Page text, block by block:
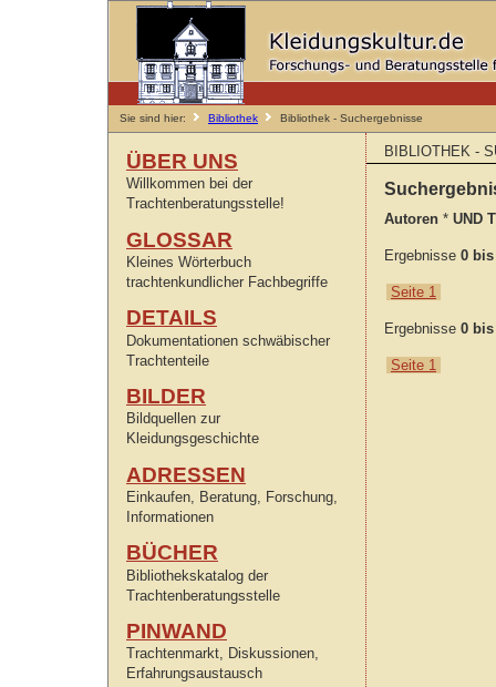
Sie sind hier: Bibliothek Bibliothek - Suchergebnisse
ÜBER UNS
Willkommen bei der
Trachtenberatungsstelle!
GLOSSAR
Kleines Wörterbuch
trachtenkundlicher Fachbegriffe
DETAILS
Dokumentationen schwäbischer
Trachtenteile
BILDER
Bildquellen zur
Kleidungsgeschichte
ADRESSEN
Einkaufen, Beratung, Forschung,
Informationen
BÜCHER
Bibliothekskatalog der
Trachtenberatungsstelle
PINWAND
Trachtenmarkt, Diskussionen,
Erfahrungsaustausch
BIBLIOTHEK -
Autoren * UND
Ergebnisse 0
Seite 1
Ergebnisse 0
Seite 1